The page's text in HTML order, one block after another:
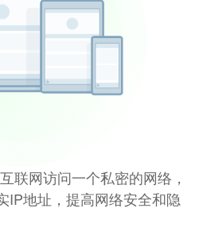
联网访问一个私密的网络，
IP地址，提高网络安全和隐